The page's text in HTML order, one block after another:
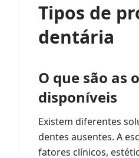
Tipos de
dentária
O que são as
disponíveis
Existem diferentes
dentes ausentes. A
fatores clínicos,